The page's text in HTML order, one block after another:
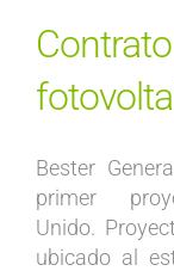
Bester
primer
Unido.
ubicado al